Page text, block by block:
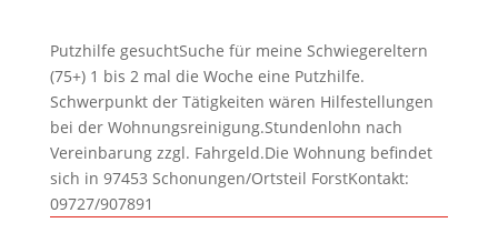
Putzhilfe gesuchtSuche für meine Schwiegereltern
(75+) 1 bis 2 mal die Woche eine Putzhilfe.
Schwerpunkt der Tätigkeiten wären Hilfestellungen
bei der Wohnungsreinigung.Stundenlohn nach
Vereinbarung zzgl. Fahrgeld.Die Wohnung befindet
sich in 97453 Schonungen/Ortsteil ForstKontakt:
09727/907891